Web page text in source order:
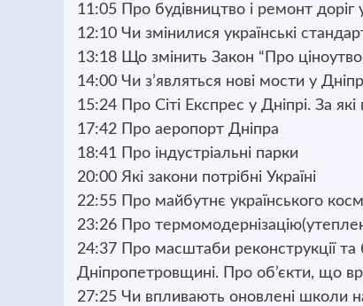
11:05 Про будівництво і ремонт доріг
12:10 Чи змінилися українські
13:18 Що змінить Закон “Про
14:00 Чи з’являться нові мости у
15:24 Про Сіті Експрес у Дніпрі. За
17:42 Про аеропорт Дніпра
18:41 Про індустріальні парки
20:00 Які закони потрібні Україні
22:55 Про майбутнє українського
23:26 Про
24:37 Про масштаби реконструкції та
Дніпропетровщині. Про об’єкти, що
27:25 Чи впливають оновлені школи на